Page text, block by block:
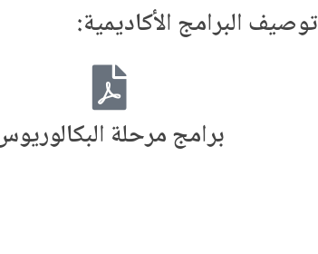
توصيف البرامج الأكاديمية:
برامج مرحلة